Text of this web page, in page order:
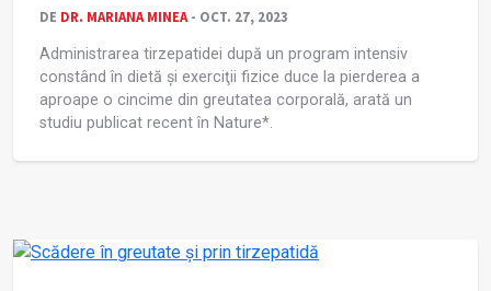
DE DR. MARIANA MINEA- OCT. 27, 2023
Administrarea tirzepatidei după un program intensiv
constând în dietă și exerciţii fizice duce la pierderea a
aproape o cincime din greutatea corporală, arată un
studiu publicat recent în Nature*.